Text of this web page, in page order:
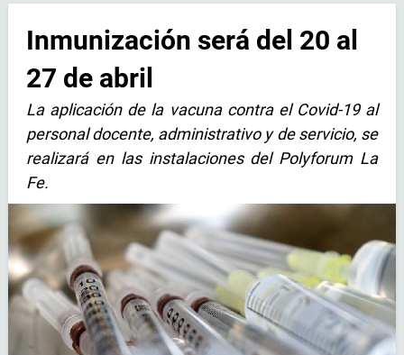
Inmunización será del 20 al
27 de abril
La aplicación de la vacuna contra el Covid-19 al
personal docente, administrativo y de servicio, se
realizará en las instalaciones del Polyforum La
Fe.